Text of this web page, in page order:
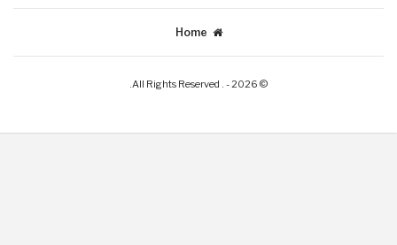
Home
© 2026 - . All Rights Reserved.